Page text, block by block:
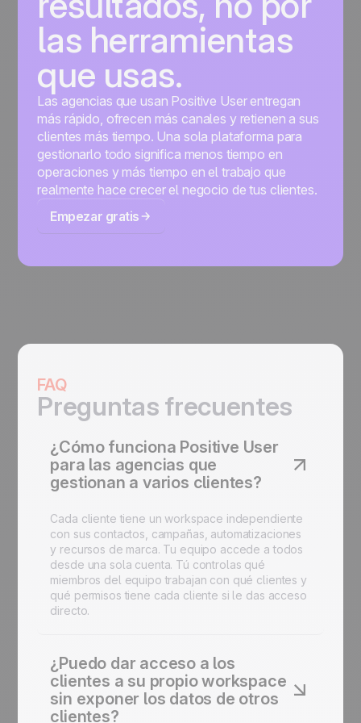
las herramientas
que usas.
Las agencias que usan Positive User entregan
más rápido, ofrecen más canales y retienen a sus
clientes más tiempo. Una sola plataforma para
gestionarlo todo significa menos tiempo en
operaciones y más tiempo en el trabajo que
realmente hace crecer el negocio de tus clientes.
Empezar gratis
FAQ
Preguntas frecuentes
¿Cómo funciona Positive User
para las agencias que
gestionan a varios clientes?
Cada cliente tiene un workspace independiente
con sus contactos, campañas, automatizaciones
y recursos de marca. Tu equipo accede a todos
desde una sola cuenta. Tú controlas qué
miembros del equipo trabajan con qué clientes y
qué permisos tiene cada cliente si le das acceso
directo.
¿Puedo dar acceso a los
clientes a su propio workspace
sin exponer los datos de otros
clientes?